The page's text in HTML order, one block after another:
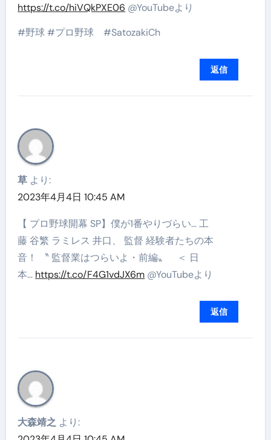
https://t.co/hiVQkPXE06 @YouTubeより
#野球 #プロ野球 #SatozakiCh
返信
草 より:
2023年4月4日 10:45 AM
【 プロ野球開幕 SP】僕が1番やりづらい… 工
藤 谷繁 ラミレス 井口、 監督 経験者たちの本
音！ 〝 監督業はつらいよ・前編〟 ＜ 日
本… https://t.co/F4G1vdJX6m @YouTubeより
返信
大森靖之 より: